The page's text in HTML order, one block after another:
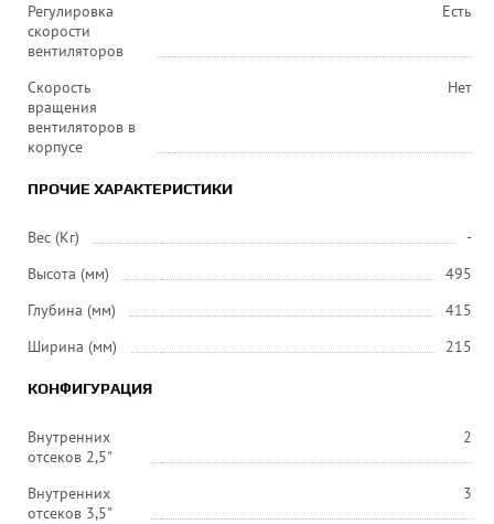
Регулировка
скорости
вентиляторов
Есть
Скорость
вращения
вентиляторов в
корпусе
Нет
ПРОЧИЕ ХАРАКТЕРИСТИКИ
Вес (Кг)
-
Высота (мм)
495
Глубина (мм)
415
Ширина (мм)
215
КОНФИГУРАЦИЯ
Внутренних
отсеков 2,5"
2
Внутренних
отсеков 3,5"
3